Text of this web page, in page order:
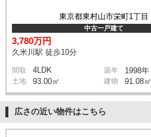
東京都東村山市栄町1丁目
中古一戸建て
3,780万円
久米川駅 徒歩10分
間取 4LDK 築年 1998年
土地 93.00㎡ 建物 91.08㎡
広さの近い物件はこちら